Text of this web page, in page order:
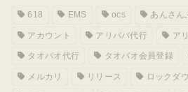
618 EMS ocs あんさん
アカウント アリババ代行 ア
タオバオ代行 タオバオ会員登録
メルカリ リリース ロックダ